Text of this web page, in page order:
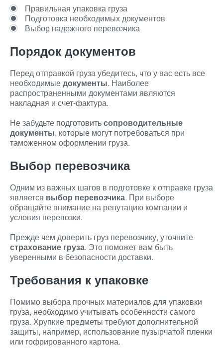
Правильная упаковка груза
Подготовка необходимых документов
Выбор надежного перевозчика
Порядок документов
Перед отправкой груза убедитесь, что у вас есть все
необходимыедокументы. Наиболее
распространенными документами являются
накладная и счет-фактура.
Не забудьте подготовитьсопроводительные
документы, которые могут потребоваться при
таможенном оформлении груза.
Выбор перевозчика
Одним из важных шагов в подготовке к отправке груза
является выбор перевозчика. При выборе
обращайте внимание на репутацию компании и
условия перевозки.
Прежде чем доверить груз перевозчику, уточните
страхование груза. Это поможет вам быть
уверенными в безопасности доставки.
Требования к упаковке
Помимо выбора прочных материалов для упаковки
груза, необходимо учитывать особенности самого
груза. Хрупкие предметы требуют дополнительной
защиты, например, использование пузырчатой пленки
или гофрированного картона.